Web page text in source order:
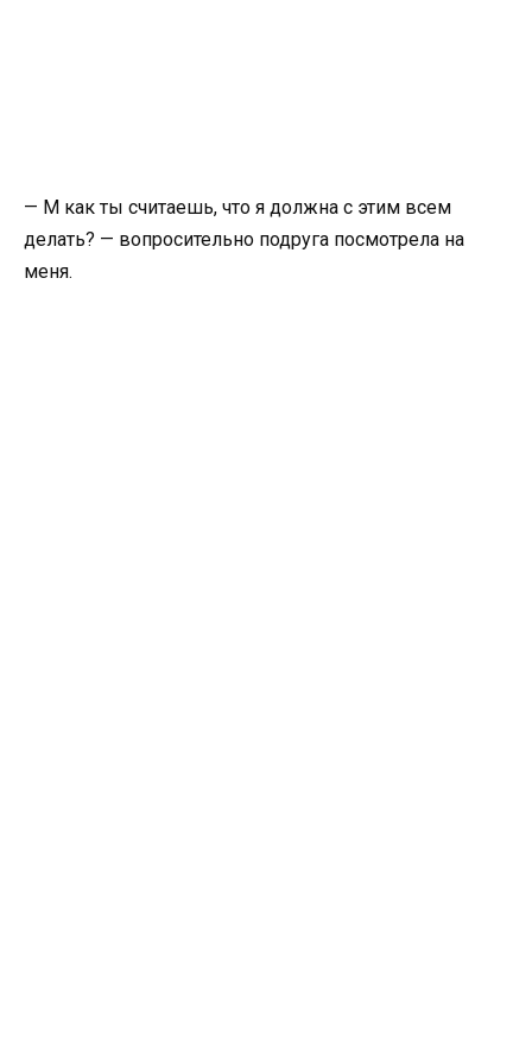
— М как ты считаешь, что я должна с этим всем
делать? — вопросительно подруга посмотрела на
меня.